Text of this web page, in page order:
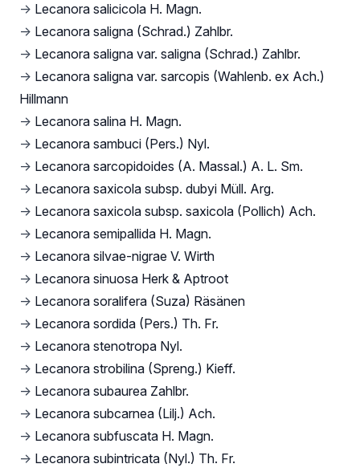
→ Lecanora salicicola H. Magn.
→ Lecanora saligna (Schrad.) Zahlbr.
→ Lecanora saligna var. saligna (Schrad.) Zahlbr.
→ Lecanora saligna var. sarcopis (Wahlenb. ex Ach.)
Hillmann
→ Lecanora salina H. Magn.
→ Lecanora sambuci (Pers.) Nyl.
→ Lecanora sarcopidoides (A. Massal.) A. L. Sm.
→ Lecanora saxicola subsp. dubyi Müll. Arg.
→ Lecanora saxicola subsp. saxicola (Pollich) Ach.
→ Lecanora semipallida H. Magn.
→ Lecanora silvae-nigrae V. Wirth
→ Lecanora sinuosa Herk & Aptroot
→ Lecanora soralifera (Suza) Räsänen
→ Lecanora sordida (Pers.) Th. Fr.
→ Lecanora stenotropa Nyl.
→ Lecanora strobilina (Spreng.) Kieff.
→ Lecanora subaurea Zahlbr.
→ Lecanora subcarnea (Lilj.) Ach.
→ Lecanora subfuscata H. Magn.
→ Lecanora subintricata (Nyl.) Th. Fr.